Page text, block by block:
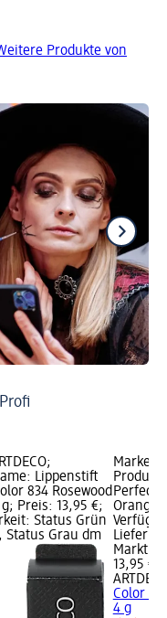
Produkte von
Lippenstift
834 Rosewood
Preis: 13,95 €;
Status Grün
Status Grau dm
Marke:
Perfect
Orange,
Markt
13,95 €
Color
4 g